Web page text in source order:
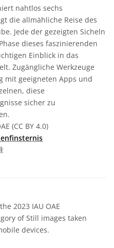
nahtlos sechs
die allmähliche Reise des
Jede der gezeigten Sicheln
dieses faszinierenden
Einblick in das
Zugängliche Werkzeuge
mit geeigneten Apps und
diese
sicher zu
(CC BY 4.0)
2023 IAU OAE
of Still images taken
devices.